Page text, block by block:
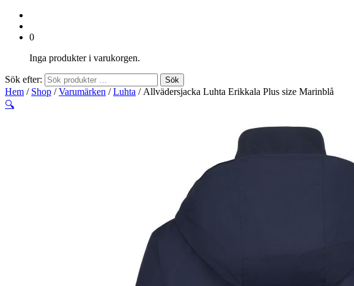
0
Inga produkter i varukorgen.
Sök efter: Sök
Hem / Shop /Varumärken /Luhta / Allvädersjacka Luhta Erikkala Plus size Marinblå
🔍